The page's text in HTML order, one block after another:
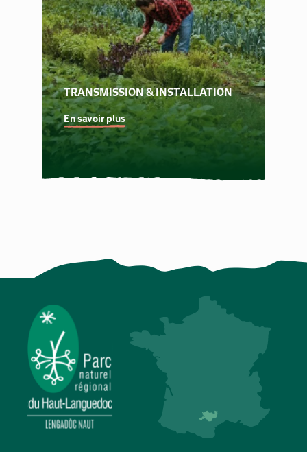
TRANSMISSION & INSTALLATION
En savoir plus